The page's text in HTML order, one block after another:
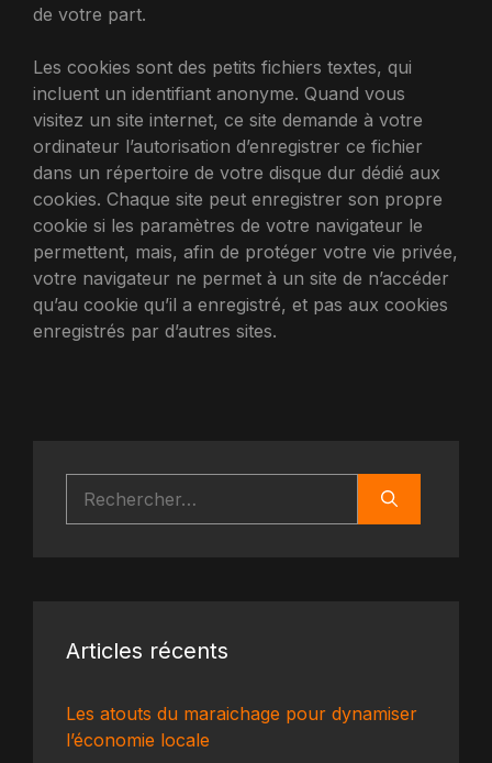
de votre part.
Les cookies sont des petits fichiers textes, qui
incluent un identifiant anonyme. Quand vous
visitez un site internet, ce site demande à votre
ordinateur l’autorisation d’enregistrer ce fichier
dans un répertoire de votre disque dur dédié aux
cookies. Chaque site peut enregistrer son propre
cookie si les paramètres de votre navigateur le
permettent, mais, afin de protéger votre vie privée,
votre navigateur ne permet à un site de n’accéder
qu’au cookie qu’il a enregistré, et pas aux cookies
enregistrés par d’autres sites.
Articles récents
Les atouts du maraichage pour dynamiser
l’économie locale